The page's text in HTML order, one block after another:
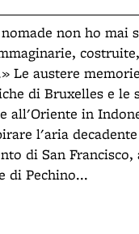
non ho mai
Le austere
di Bruxelles e le
all'Oriente in
l'aria
di San
di Pechino...